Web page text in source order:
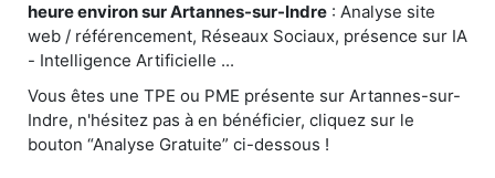
heure environ sur Artannes-sur-Indre : Analyse site
web / référencement, Réseaux Sociaux, présence sur IA
- Intelligence Artificielle ...
Vous êtes une TPE ou PME présente sur Artannes-sur-
Indre, n'hésitez pas à en bénéficier, cliquez sur le
bouton “Analyse Gratuite” ci-dessous !